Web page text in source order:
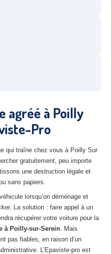
casse auto avec destruction
auto avec destruction
auto avec destruction
agréé à Poilly
Pro
qui traîne chez vous à Poilly Sur
gratuitement, peu importe
une destruction légale et
sans papiers.
lorsqu’on déménage et
La solution : faire appel à un
récupérer votre voiture pour la
à Poilly-sur-Serein. Mais
pas fiables, en raison d’un
L’Epaviste-pro est